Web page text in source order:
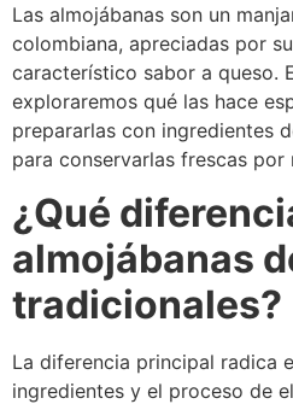
Las almojábanas son un
colombiana, apreciadas por
característico sabor a queso.
exploraremos qué las hace
prepararlas con ingredientes
para conservarlas frescas por
¿Qué
almojábanas
tradicionales?
La diferencia principal radica
ingredientes y el proceso de